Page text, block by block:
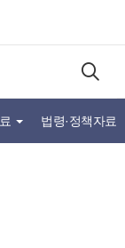
법령·정책자료